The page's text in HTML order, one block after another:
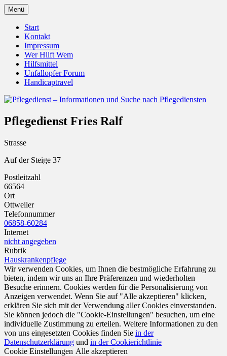
Zum
Inhalt
springen
Pflegedienst – Informationen
und Suche nach Pflegediensten
Unfallopfer – Hilfswerk
Menü
Start
Kontakt
Impressum
Wer Hilft Wem
Hilfsmittel
Unfallopfer Forum
Handicaptravel
Pflegedienst Fries Ralf
Strasse
Auf der Steige 37
Postleitzahl
66564
Ort
Ottweiler
Telefonnummer
06858-60284
Internet
nicht angegeben
Rubrik
Hauskrankenpflege
Wir verwenden Cookies, um Ihnen die bestmögliche Erfahrung zu
bieten, indem wir uns an Ihre Präferenzen und wiederholten
Besuche erinnern. Cookies werden für die Personalisierung von
Anzeigen verwendet. Wenn Sie auf "Alle akzeptieren" klicken,
erklären Sie sich mit der Verwendung aller Cookies einverstanden.
Sie können jedoch die "Cookie-Einstellungen" besuchen, um eine
individuelle Zustimmung zu erteilen. Weitere Informationen zu den
von uns eingesetzten Cookies finden Sie in der
Datenschutzerklärung und in der Cookierichtlinie
Cookie Einstellungen Alle akzeptieren